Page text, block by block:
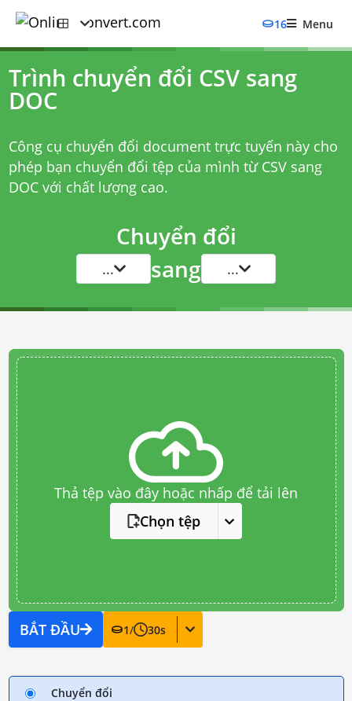
16 Menu
Trình chuyển đổi CSV sang
DOC
Công cụ chuyển đổi document trực tuyến này cho
phép bạn chuyển đổi tệp của mình từ CSV sang
DOC với chất lượng cao.
Chuyển đổi
... sang ...
Thả tệp vào đây hoặc nhấp để tải lên
Chọn tệp
BẮT ĐẦU 1/ 30s
Chuyển đổi